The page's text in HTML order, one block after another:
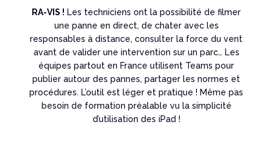
RA-VIS ! Les techniciens ont la possibilité de filmer
une panne en direct, de chater avec les
responsables à distance, consulter la force du vent
avant de valider une intervention sur un parc… Les
équipes partout en France utilisent Teams pour
publier autour des pannes, partager les normes et
procédures. L’outil est léger et pratique ! Même pas
besoin de formation préalable vu la simplicité
d’utilisation des iPad !